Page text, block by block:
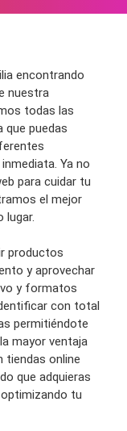
encontrando
nuestra
todas las
que puedas
Ya no
para cuidar tu
el mejor
lugar.
productos
y aprovechar
y formatos
con total
permitiéndote
mayor ventaja
tiendas online
que adquieras
tu